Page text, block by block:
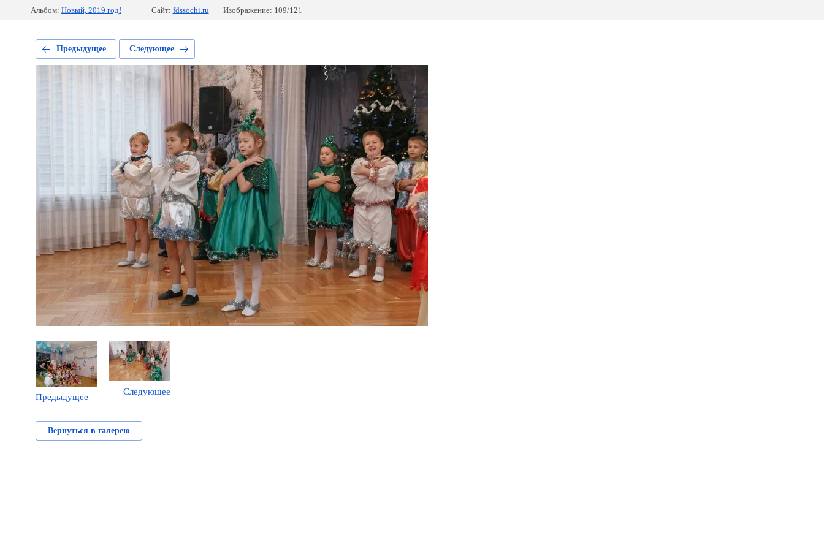
Альбом: Новый, 2019 год! Сайт: fdssochi.ru Изображение: 109/121
Предыдущее Следующее
Предыдущее
Следующее
Вернуться в галерею